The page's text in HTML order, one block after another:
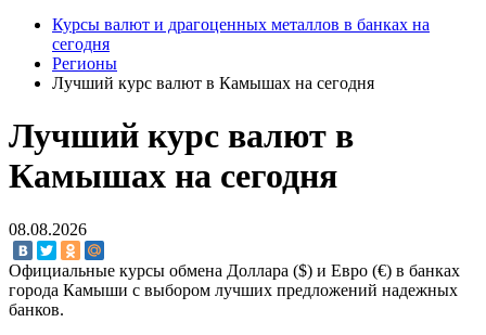
Курсы валют и драгоценных металлов в банках на
сегодня
Регионы
Лучший курс валют в Камышах на сегодня
Лучший курс валют в
Камышах на сегодня
08.08.2026
Официальные курсы обмена Доллара ($) и Евро (€) в банках
города Камыши с выбором лучших предложений надежных
банков.